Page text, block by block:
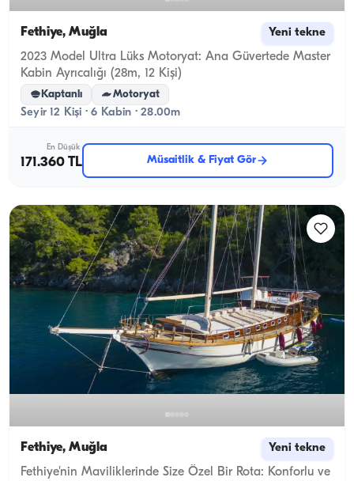
Fethiye, Muğla Yeni tekne
2023 Model Ultra Lüks Motoryat: Ana Güvertede Master
Kabin Ayrıcalığı (28m, 12 Kişi)
Kaptanlı Motoryat
Seyir 12 Kişi · 6 Kabin · 28.00m
En Düşük
171.360 TL Müsaitlik & Fiyat Gör
Fethiye, Muğla Yeni tekne
Fethiye'nin Maviliklerinde Size Özel Bir Rota: Konforlu ve